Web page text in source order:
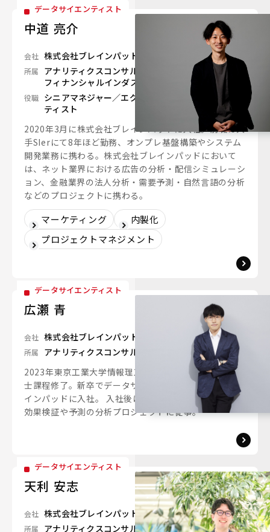
データサイエンティスト
中道 亮介
会社 株式会社ブレインパッド
所属
アナリティクスコンサルティングユニット
フィナンシャルインダストリーユニット
役職 シニアマネジャー／エグゼクティブデータサイエン
ティスト
2020年3月に株式会社ブレインパッドに入社。前職は大
手SIerにて8年ほど勤務、オンプレ基盤構築やシステム
開発業務に携わる。株式会社ブレインパッドにおいて
は、ネット業界における広告の分析・配信シミュレーシ
ョン、金融業界の法人分析・需要予測・自然言語の分析
などのプロジェクトに携わる。
マーケティング
内製化
プロジェクトマネジメント
データサイエンティスト
広瀬 青
会社 株式会社ブレインパッド
所属
アナリティクスコンサルティングユニット
2023年東京工業大学情報理工学院数理・計算科学系修
士課程修了。新卒でデータサイエンティストとしてブレ
インパッドに入社。 入社後は、広告業界や建築業界の
効果検証や予測の分析プロジェクトに従事。
データサイエンティスト
天利 安志
会社 株式会社ブレインパッド
所属 アナリティクスコンサルティングユニット